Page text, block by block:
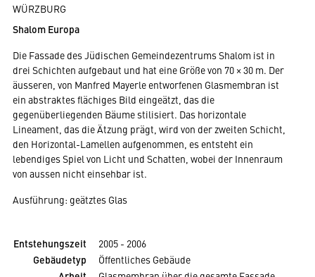
WÜRZBURG
Shalom Europa
Die Fassade des Jüdischen Gemeindezentrums Shalom ist in
drei Schichten aufgebaut und hat eine Größe von 70 × 30 m. Der
äusseren, von Manfred Mayerle entworfenen Glasmembran ist
ein abstraktes flächiges Bild eingeätzt, das die
gegenüberliegenden Bäume stilisiert. Das horizontale
Lineament, das die Ätzung prägt, wird von der zweiten Schicht,
den Horizontal-Lamellen aufgenommen, es entsteht ein
lebendiges Spiel von Licht und Schatten, wobei der Innenraum
von aussen nicht einsehbar ist.
Ausführung: geätztes Glas
Entstehungszeit
2005 - 2006
Gebäudetyp
Öffentliches Gebäude